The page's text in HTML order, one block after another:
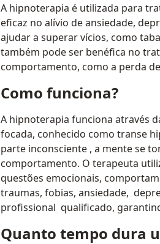
A hipnoterapia é utilizada para
eficaz no alívio de ansiedade,
ajudar a superar vícios, como
também pode ser benéfica no
comportamento, como a perda
Como funciona?
A hipnoterapia funciona através
focada, conhecido como transe
parte inconsciente‬‭ , a mente se
comportamento. O terapeuta
questões emocionais,
traumas, fobias, ansiedade,‬
profissional‬ ‭ qualificado,
Quanto tempo dura